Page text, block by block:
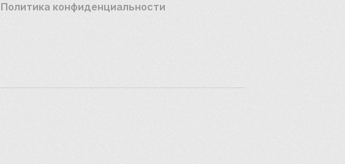
Политика конфиденциальности